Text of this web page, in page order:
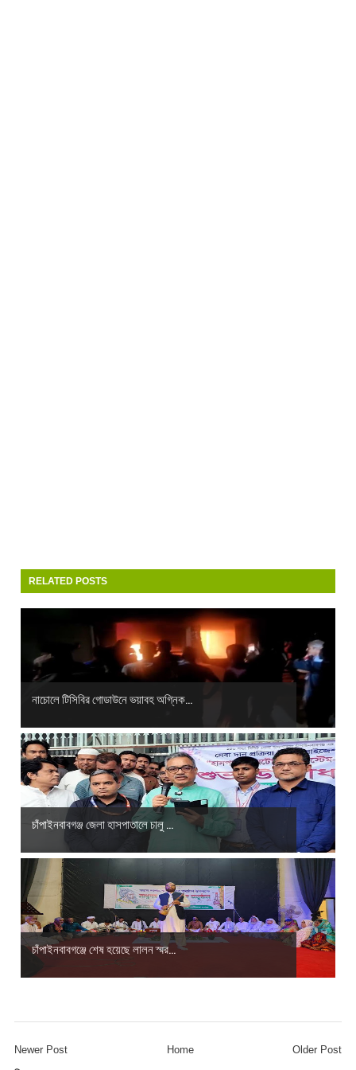
RELATED POSTS
নাচোলে টিসিবির গোডাউনে ভয়াবহ অগ্নিক...
চাঁপাইনবাবগঞ্জ জেলা হাসপাতালে চালু ...
চাঁপাইনবাবগঞ্জে শেষ হয়েছে লালন স্মর...
Newer Post Older Post
Home